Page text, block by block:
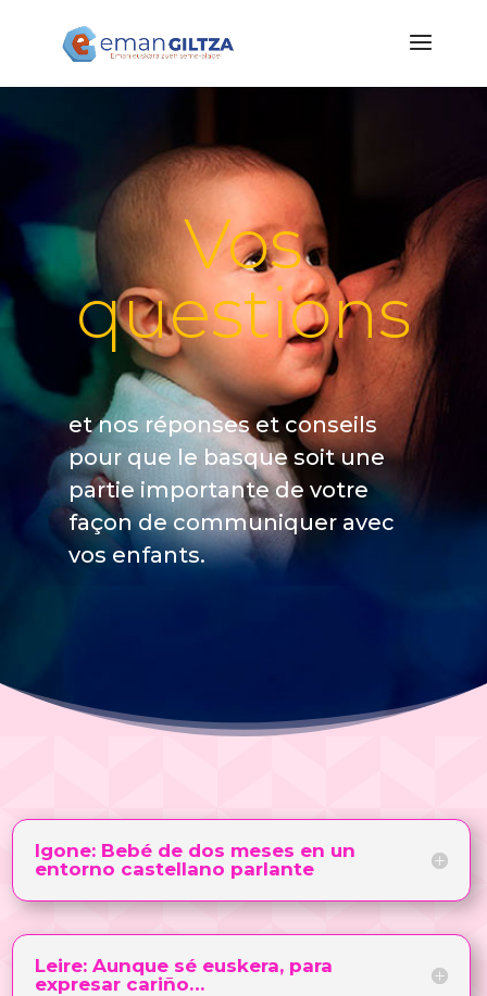
Vos
questions
et nos réponses et conseils
pour que le basque soit une
partie importante de votre
façon de communiquer avec
vos enfants.
Igone: Bebé de dos meses en un
entorno castellano parlante
Leire: Aunque sé euskera, para
expresar cariño…